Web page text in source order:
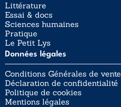
Littérature
Essai & docs
Sciences humaines
Pratique
Le Petit Lys
Données légales
Conditions Générales de vente
Déclaration de confidentialité
Politique de cookies
Mentions légales